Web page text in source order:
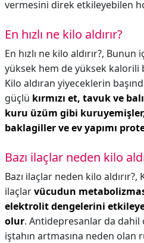
vermesini direk etkileyebilen
En hızlı ne kilo aldırır?
En hızlı ne kilo aldırır?, Bunun
yüksek hem de yüksek
Kilo aldıran yiyeceklerin
güçlü kırmızı et, tavuk ve
kuru üzüm gibi
baklagiller ve ev yapımı
Bazı ilaçlar neden kilo
Bazı ilaçlar neden kilo aldırır?,
ilaçlarvücudun
elektrolit dengelerini
olur. Antidepresanlar da
iştahın artmasına neden